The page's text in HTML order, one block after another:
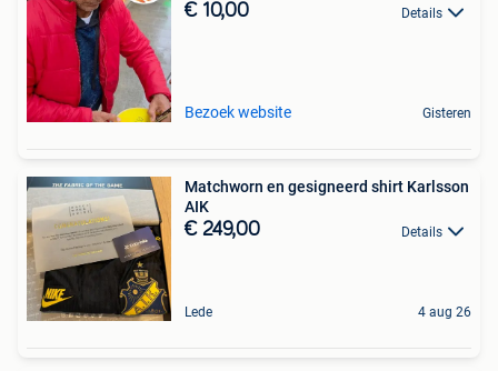
€ 10,00 Details
Bezoek website Gisteren
Matchworn en gesigneerd shirt Karlsson
AIK
€ 249,00 Details
Lede 4 aug 26